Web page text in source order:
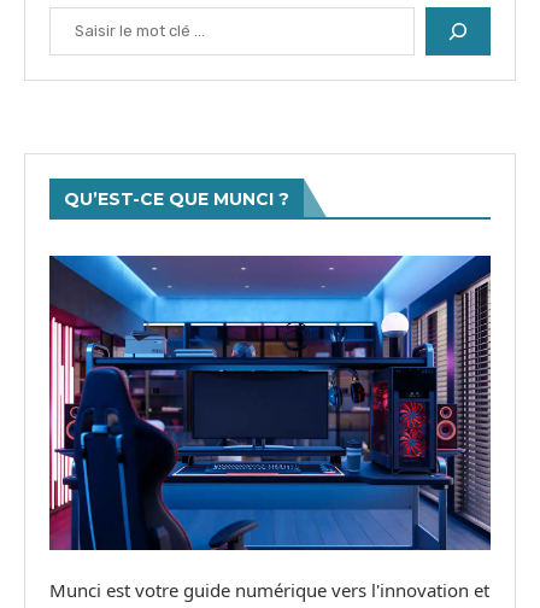
QU’EST-CE QUE MUNCI ?
Munci est votre guide numérique vers l'innovation et